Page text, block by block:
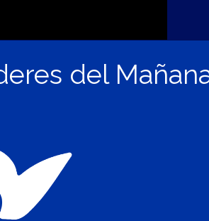
del